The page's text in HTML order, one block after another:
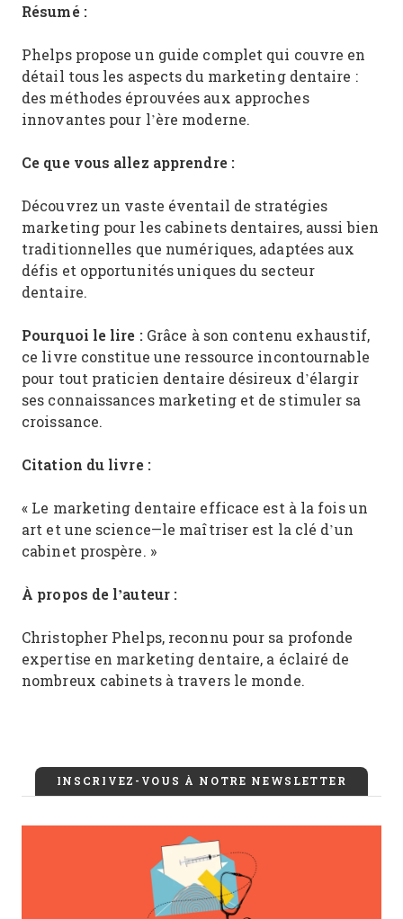
Résumé :
Phelps propose un guide complet qui couvre en
détail tous les aspects du marketing dentaire :
des méthodes éprouvées aux approches
innovantes pour l’ère moderne.
Ce que vous allez apprendre :
Découvrez un vaste éventail de stratégies
marketing pour les cabinets dentaires, aussi bien
traditionnelles que numériques, adaptées aux
défis et opportunités uniques du secteur
dentaire.
Pourquoi le lire :Grâce à son contenu exhaustif,
ce livre constitue une ressource incontournable
pour tout praticien dentaire désireux d’élargir
ses connaissances marketing et de stimuler sa
croissance.
Citation du livre :
« Le marketing dentaire efficace est à la fois un
art et une science—le maîtriser est la clé d’un
cabinet prospère. »
À propos de l’auteur :
Christopher Phelps, reconnu pour sa profonde
expertise en marketing dentaire, a éclairé de
nombreux cabinets à travers le monde.
INSCRIVEZ-VOUS À NOTRE NEWSLETTER